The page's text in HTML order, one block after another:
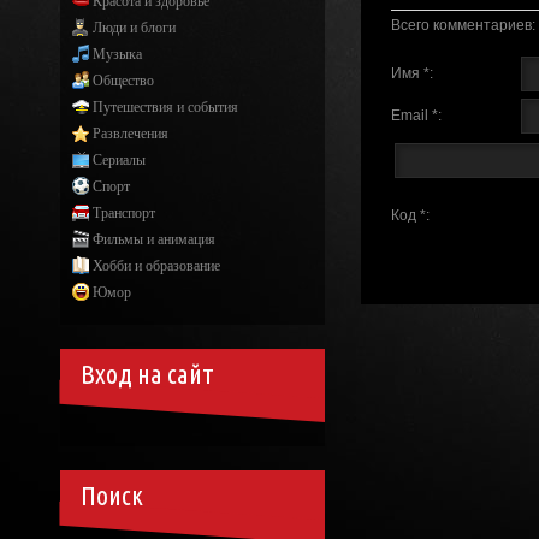
Всего комментариев:
Имя *:
Email *:
Код *:
Люди и блоги
Музыка
Общество
Путешествия и события
Развлечения
Сериалы
Спорт
Транспорт
Фильмы и анимация
Хобби и образование
Юмор
Вход на сайт
Поиск